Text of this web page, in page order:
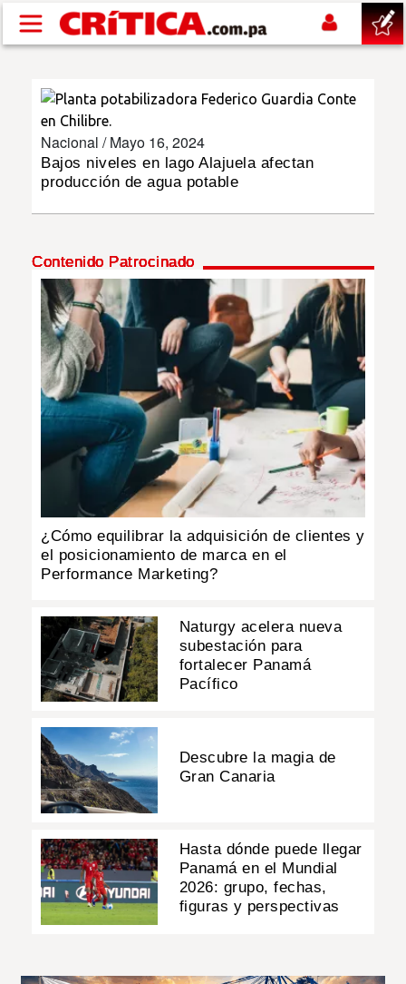
Pasar al contenido principal
SUCESOS
NACIONAL
SHOW
DEPORTES
MUNDO
INSÓLITAS
IMPRESO
Nacional /Mayo 16, 2024
Bajos niveles en lago Alajuela afectan
producción de agua potable
Contenido Patrocinado
¿Cómo equilibrar la adquisición de clientes y
el posicionamiento de marca en el
Performance Marketing?
Naturgy acelera nueva
subestación para
fortalecer Panamá
Pacífico
Descubre la magia de
Gran Canaria
Hasta dónde puede llegar
Panamá en el Mundial
2026: grupo, fechas,
figuras y perspectivas